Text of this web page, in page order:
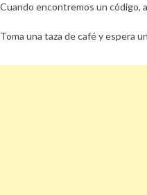
Cuando encontremos un código,
Toma una taza de café y espera